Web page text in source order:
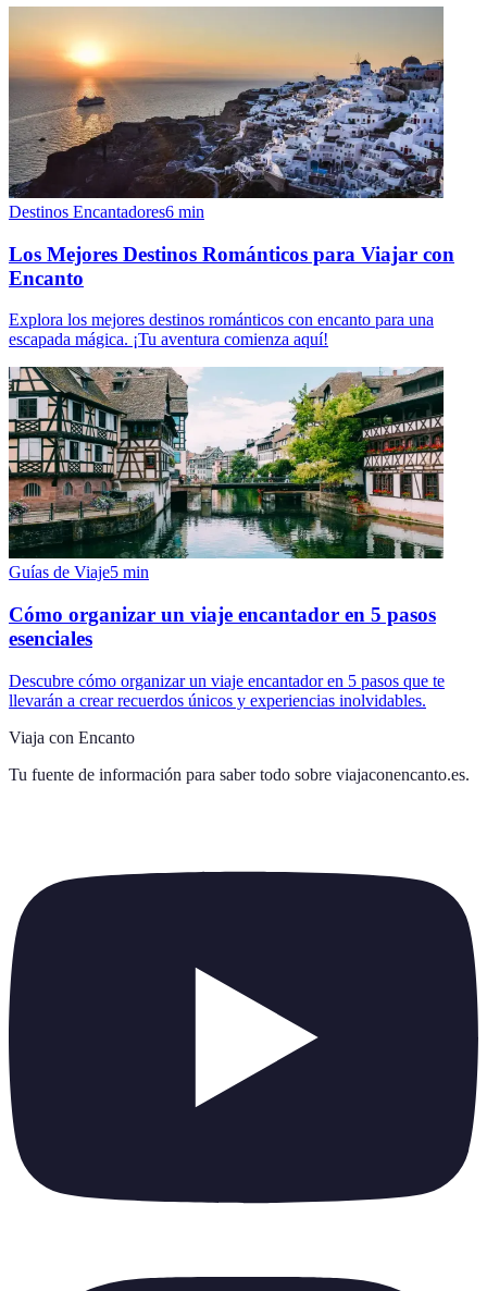
Destinos Encantadores6 min
Los Mejores Destinos Románticos para Viajar con
Encanto
Explora los mejores destinos románticos con encanto para una
escapada mágica. ¡Tu aventura comienza aquí!
Guías de Viaje5 min
Cómo organizar un viaje encantador en 5 pasos
esenciales
Descubre cómo organizar un viaje encantador en 5 pasos que te
llevarán a crear recuerdos únicos y experiencias inolvidables.
Viaja con Encanto
Tu fuente de información para saber todo sobre viajaconencanto.es.